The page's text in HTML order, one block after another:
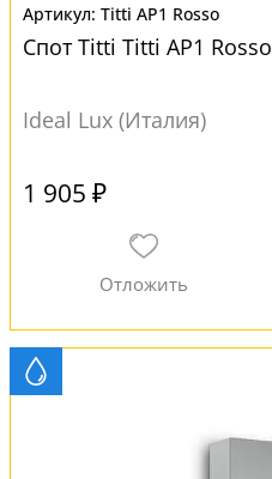
Titti AP1 Rosso
Спот Titti Titti AP1 Rosso
Ideal Lux (Италия)
1 905 ₽